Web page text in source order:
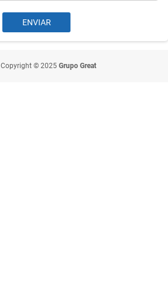
Copyright © 2025 Grupo Great